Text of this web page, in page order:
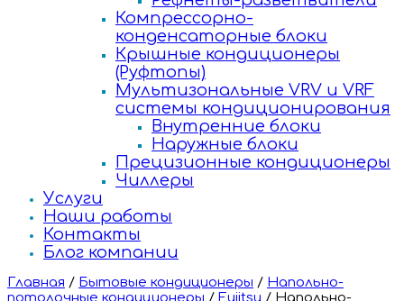
Компрессорно-
конденсаторные блоки
Крышные кондиционеры
(Руфтопы)
Мультизональные VRV и VRF
системы кондиционирования
Внутренние блоки
Наружные блоки
Прецизионные кондиционеры
Чиллеры
Услуги
Наши работы
Контакты
Блог компании
Главная / Бытовые кондиционеры / Напольно-
потолочные кондиционеры / Fujitsu / Напольно-